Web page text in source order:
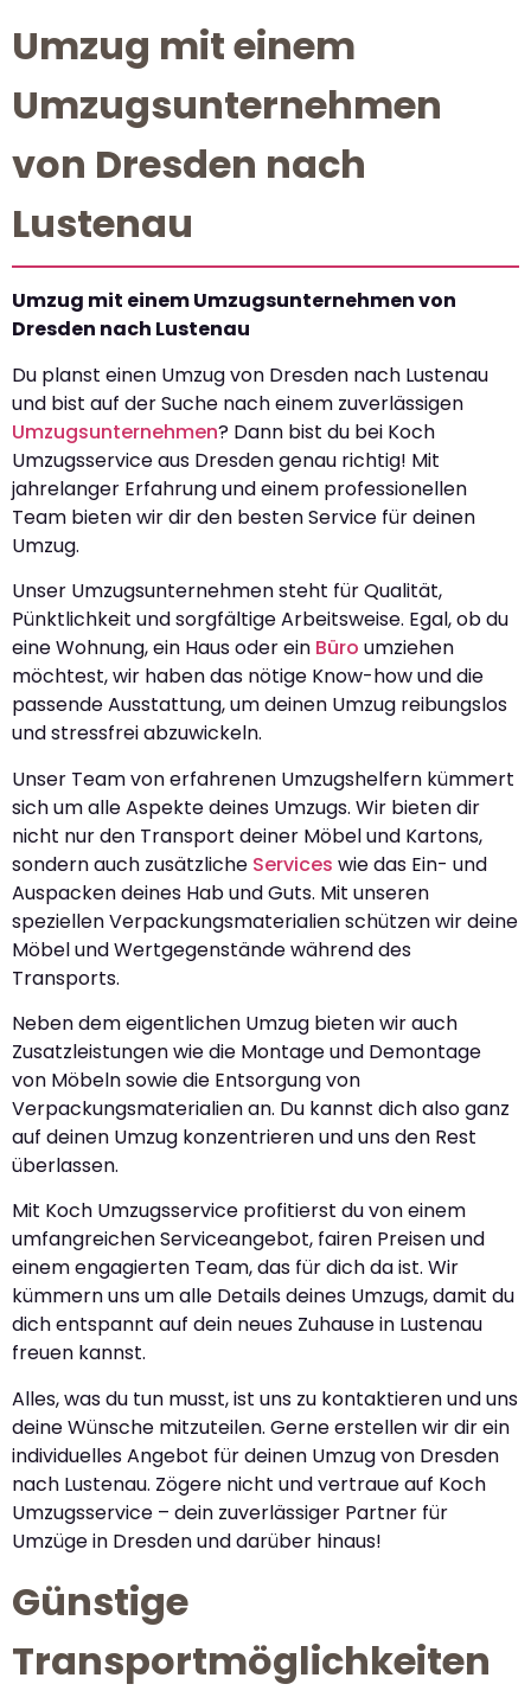
Umzug mit einem
Umzugsunternehmen
von Dresden nach
Lustenau
Umzug mit einem Umzugsunternehmen von
Dresden nach Lustenau
Du planst einen Umzug von Dresden nach Lustenau
und bist auf der Suche nach einem zuverlässigen
Umzugsunternehmen? Dann bist du bei Koch
Umzugsservice aus Dresden genau richtig! Mit
jahrelanger Erfahrung und einem professionellen
Team bieten wir dir den besten Service für deinen
Umzug.
Unser Umzugsunternehmen steht für Qualität,
Pünktlichkeit und sorgfältige Arbeitsweise. Egal, ob du
eine Wohnung, ein Haus oder ein Büro umziehen
möchtest, wir haben das nötige Know-how und die
passende Ausstattung, um deinen Umzug reibungslos
und stressfrei abzuwickeln.
Unser Team von erfahrenen Umzugshelfern kümmert
sich um alle Aspekte deines Umzugs. Wir bieten dir
nicht nur den Transport deiner Möbel und Kartons,
sondern auch zusätzliche Services wie das Ein- und
Auspacken deines Hab und Guts. Mit unseren
speziellen Verpackungsmaterialien schützen wir deine
Möbel und Wertgegenstände während des
Transports.
Neben dem eigentlichen Umzug bieten wir auch
Zusatzleistungen wie die Montage und Demontage
von Möbeln sowie die Entsorgung von
Verpackungsmaterialien an. Du kannst dich also ganz
auf deinen Umzug konzentrieren und uns den Rest
überlassen.
Mit Koch Umzugsservice profitierst du von einem
umfangreichen Serviceangebot, fairen Preisen und
einem engagierten Team, das für dich da ist. Wir
kümmern uns um alle Details deines Umzugs, damit du
dich entspannt auf dein neues Zuhause in Lustenau
freuen kannst.
Alles, was du tun musst, ist uns zu kontaktieren und uns
deine Wünsche mitzuteilen. Gerne erstellen wir dir ein
individuelles Angebot für deinen Umzug von Dresden
nach Lustenau. Zögere nicht und vertraue auf Koch
Umzugsservice – dein zuverlässiger Partner für
Umzüge in Dresden und darüber hinaus!
Günstige
Transportmöglichkeiten